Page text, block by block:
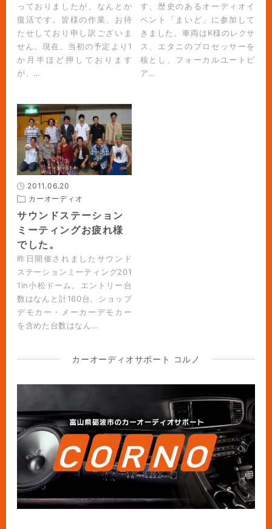
っておりましたが、なんとか
復活です。皆様の作業、お待
たせしており申し訳ございま
せん。現在、当初の予定より1
か月半ほど押しております
が、…
す、歴史のあるオーディオイ
ベント「まいど」に参加して
きました。車両はK様のレクサ
ス、エタニのプロセッサーを
核とし、フォーカルユートピ
ア…
2011.06.20
カーオーディオ
サウンドステーション
ミーティングお疲れ様
でした。
昨日開催されましたサウンド
ステーションミーティング201
1in小松ドーム。エントリー台
数はなんと計160台、ショップ
デモカー・メーカーデモカー
を含めた台数はなん…
カーオーディオサポート コルノ